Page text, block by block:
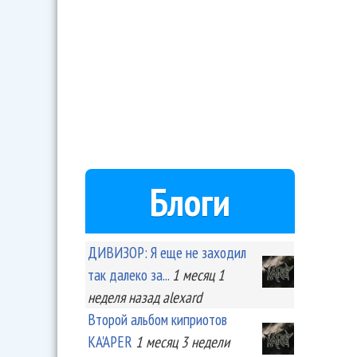
Блоги
ДИВИЗОР: Я еще не заходил
так далеко за... 1 месяц 1
неделяназад alexard
Второй альбом киприотов
KA'APER 1 месяц 3 недели